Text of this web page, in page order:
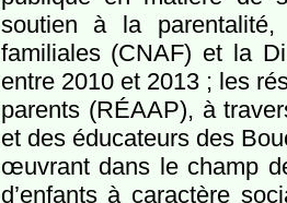
soutien à la
familiales (CNAF) et la
entre 2010 et 2013 ; les
parents (RÉAAP), à
et des éducateurs des
œuvrant dans le champ
d’enfants à caractère